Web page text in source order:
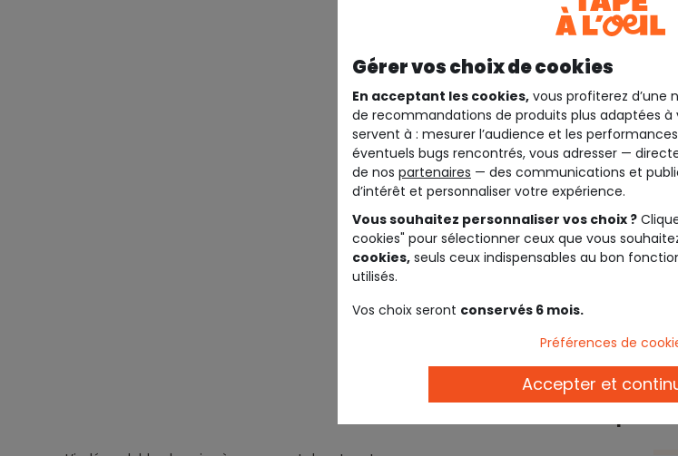
Description
Gérer vos choix de cookies
En acceptant les cookies, vous profiterez d’une
de recommandations de produits plus adaptées à
servent à : mesurer l’audience et les
éventuels bugs rencontrés, vous adresser —
de nos partenaires — des communications et
d’intérêt et personnaliser votre expérience.
Vous souhaitez personnaliser vos choix ?
cookies" pour sélectionner ceux que vous
cookies, seuls ceux indispensables au bon
utilisés.
Vos choix seront conservés 6 mois.
Préférences de
Accepter et